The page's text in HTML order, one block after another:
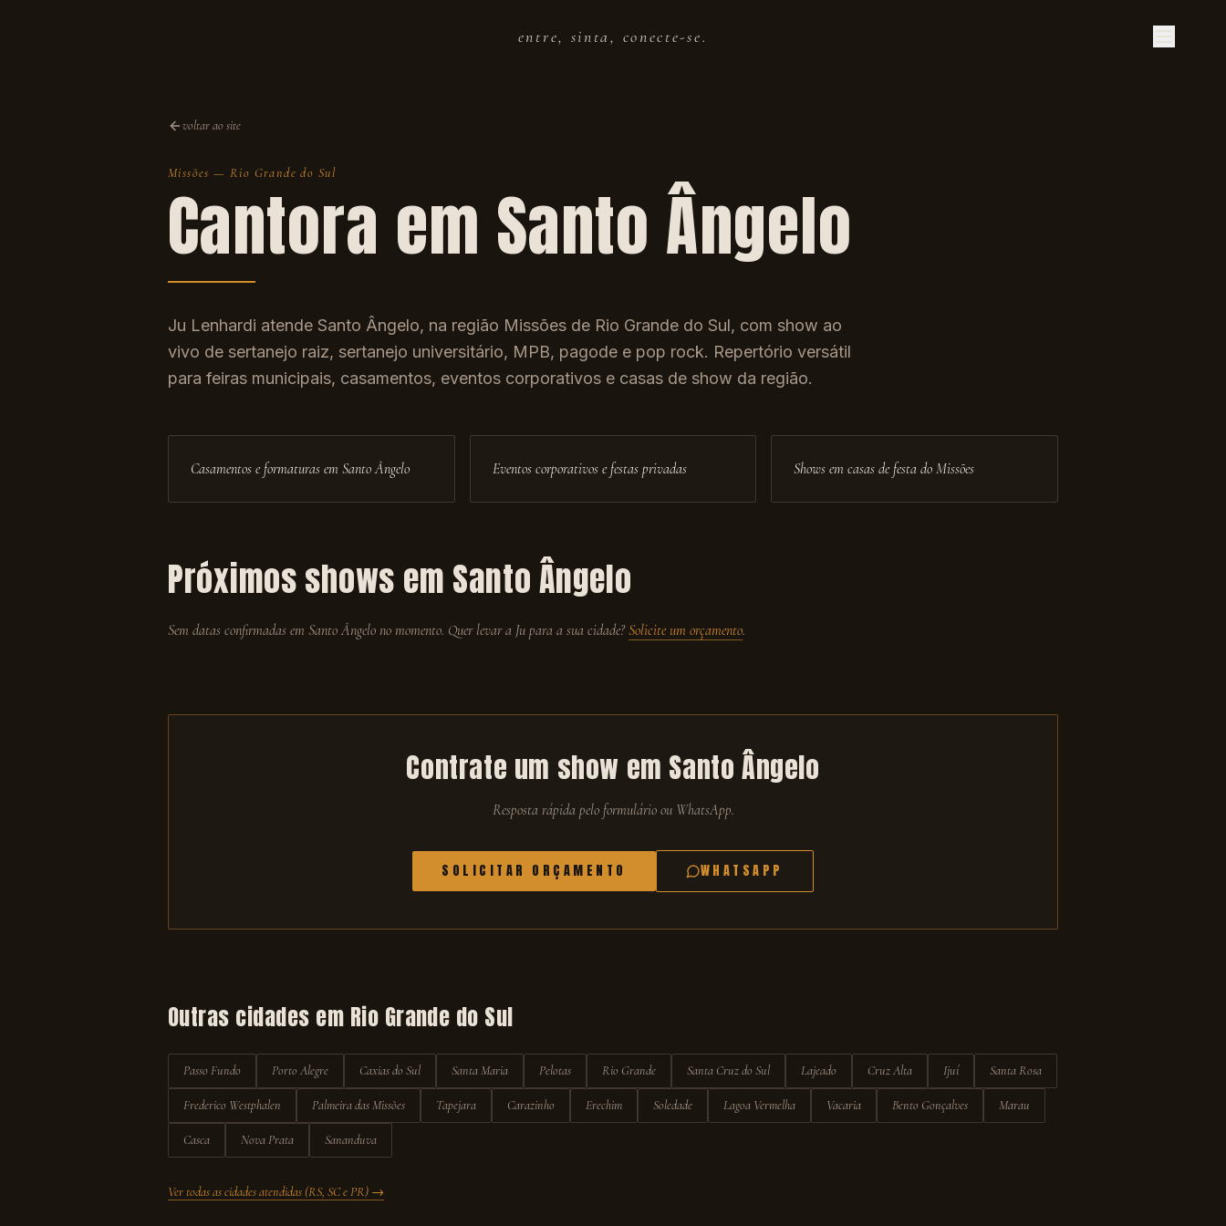
entre, sinta, conecte-se.
voltar ao site
Missões —Rio Grande do Sul
Cantora em Santo Ângelo
Ju Lenhardi atende Santo Ângelo, na região Missões de Rio Grande do Sul, com show ao
vivo de sertanejo raiz, sertanejo universitário, MPB, pagode e pop rock. Repertório versátil
para feiras municipais, casamentos, eventos corporativos e casas de show da região.
Casamentos e formaturas em Santo Ângelo Eventos corporativos e festas privadas Shows em casas de festa do Missões
Próximos shows em Santo Ângelo
Sem datas confirmadas em Santo Ângelo no momento. Quer levar a Ju para a sua cidade? Solicite um orçamento.
Contrate um show em Santo Ângelo
Resposta rápida pelo formulário ou WhatsApp.
SOLICITAR ORÇAMENTO WHATSAPP
Outras cidades em Rio Grande do Sul
Passo Fundo Porto Alegre Caxias do Sul Santa Maria Pelotas Rio Grande Santa Cruz do Sul Lajeado Cruz Alta Ijuí Santa Rosa
Frederico Westphalen Palmeira das Missões Tapejara Carazinho Erechim Soledade Lagoa Vermelha Vacaria Bento Gonçalves Marau
Casca Nova Prata Sananduva
Ver todas as cidades atendidas (RS, SC e PR) →